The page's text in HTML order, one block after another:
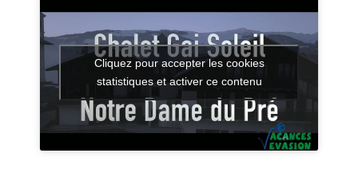
Cliquez pour accepter les cookies
statistiques et activer ce contenu